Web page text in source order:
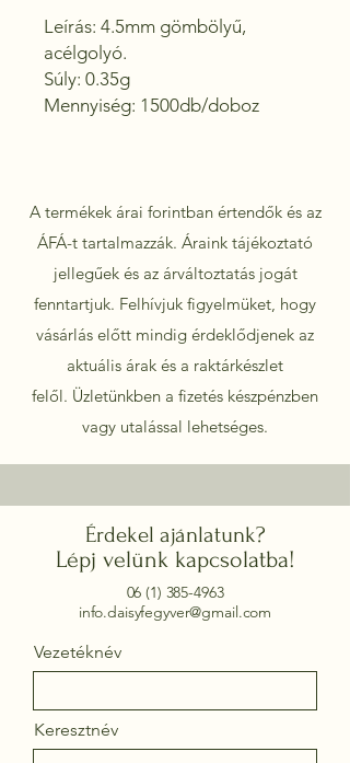
Leírás: 4.5mm gömbölyű,
acélgolyó.
Súly: 0.35g
Mennyiség: 1500db/doboz
A termékek árai forintban értendők és az
ÁFÁ-t tartalmazzák. Áraink tájékoztató
jellegűek és az árváltoztatás jogát
fenntartjuk. Felhívjuk figyelmüket, hogy
vásárlás előtt mindig érdeklődjenek az
aktuális árak és a raktárkészlet
felől. Üzletünkben a fizetés készpénzben
vagy utalással lehetséges.
Érdekel ajánlatunk?
Lépj velünk kapcsolatba!
06 (1) 385-4963
info.daisyfegyver@gmail.com
Vezetéknév
Keresztnév